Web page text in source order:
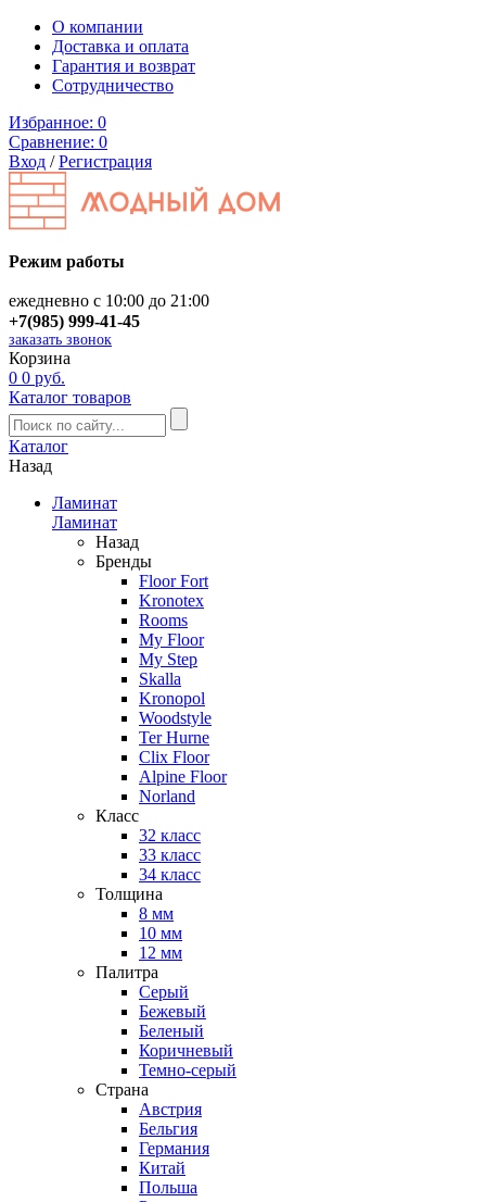
О компании
Доставка и оплата
Гарантия и возврат
Сотрудничество
Избранное: 0
Сравнение: 0
Вход /Регистрация
Режим работы
ежедневно с 10:00 до 21:00
+7(985) 999-41-45
заказать звонок
Корзина
0 0 руб.
Каталог товаров
Каталог
Назад
Ламинат
Ламинат
Назад
Бренды
Floor Fort
Kronotex
Rooms
My Floor
My Step
Skalla
Kronopol
Woodstyle
Ter Hurne
Clix Floor
Alpine Floor
Norland
Класс
32 класс
33 класс
34 класс
Толщина
8 мм
10 мм
12 мм
Палитра
Серый
Бежевый
Беленый
Коричневый
Темно-серый
Страна
Австрия
Бельгия
Германия
Китай
Польша